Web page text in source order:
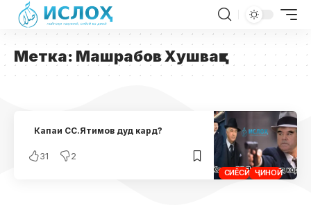
Метка: Машрабов Хушвақт
СИЁСӢ ҶИНОӢ
Капаи СС.Ятимов дуд кард?
31 2